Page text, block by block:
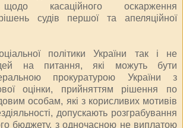
щодо касаційного оскарження
судів першої та апеляційної
політики України так і не
на питання, які можуть бути
прокуратурою України з
оцінки, прийняттям рішення по
особам, які з корисливих мотивів
допускають розграбування
бюджету, з одночасною не виплатою